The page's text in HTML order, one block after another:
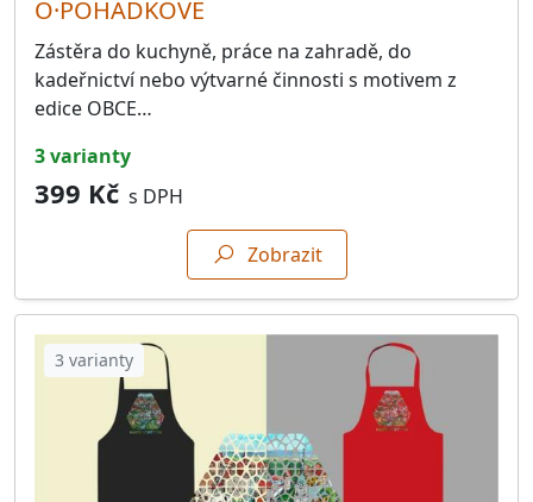
O·POHÁDKOVÉ
Zástěra do kuchyně, práce na zahradě, do
kadeřnictví nebo výtvarné činnosti s motivem z
edice OBCE…
3 varianty
399 Kč s DPH
Zobrazit
3 varianty